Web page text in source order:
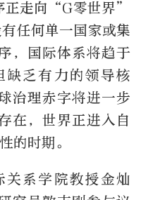
正走向 “G零世界”
有任何单一国家或集
，国际体系将趋于
缺乏有力的领导核
治理赤字将进一步
在，世界正进入自
的时期。
关系学院教授金灿